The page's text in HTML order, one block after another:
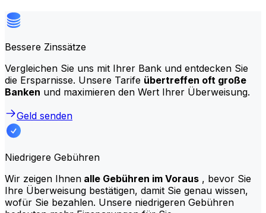
Bessere Zinssätze
Vergleichen Sie uns mit Ihrer Bank und entdecken Sie
die Ersparnisse. Unsere Tarife übertreffen oft große
Banken und maximieren den Wert Ihrer Überweisung.
Geld senden
Niedrigere Gebühren
Wir zeigen Ihnen alle Gebühren im Voraus , bevor Sie
Ihre Überweisung bestätigen, damit Sie genau wissen,
wofür Sie bezahlen. Unsere niedrigeren Gebühren